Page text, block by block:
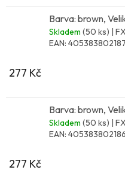
Barva: brown,
Skladem (50 ks) |
EAN:
277 Kč
Barva: brown,
Skladem (50 ks) |
EAN:
277 Kč